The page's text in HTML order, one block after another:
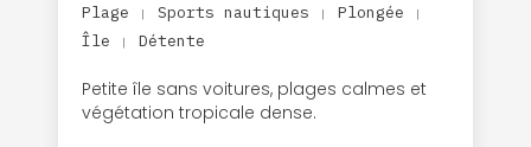
Plage | Sports nautiques | Plongée |
Île | Détente
Petite île sans voitures, plages calmes et
végétation tropicale dense.